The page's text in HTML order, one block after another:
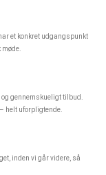
et konkret udgangspunkt
gennemskueligt tilbud.
helt uforpligtende.
inden vi går videre, så